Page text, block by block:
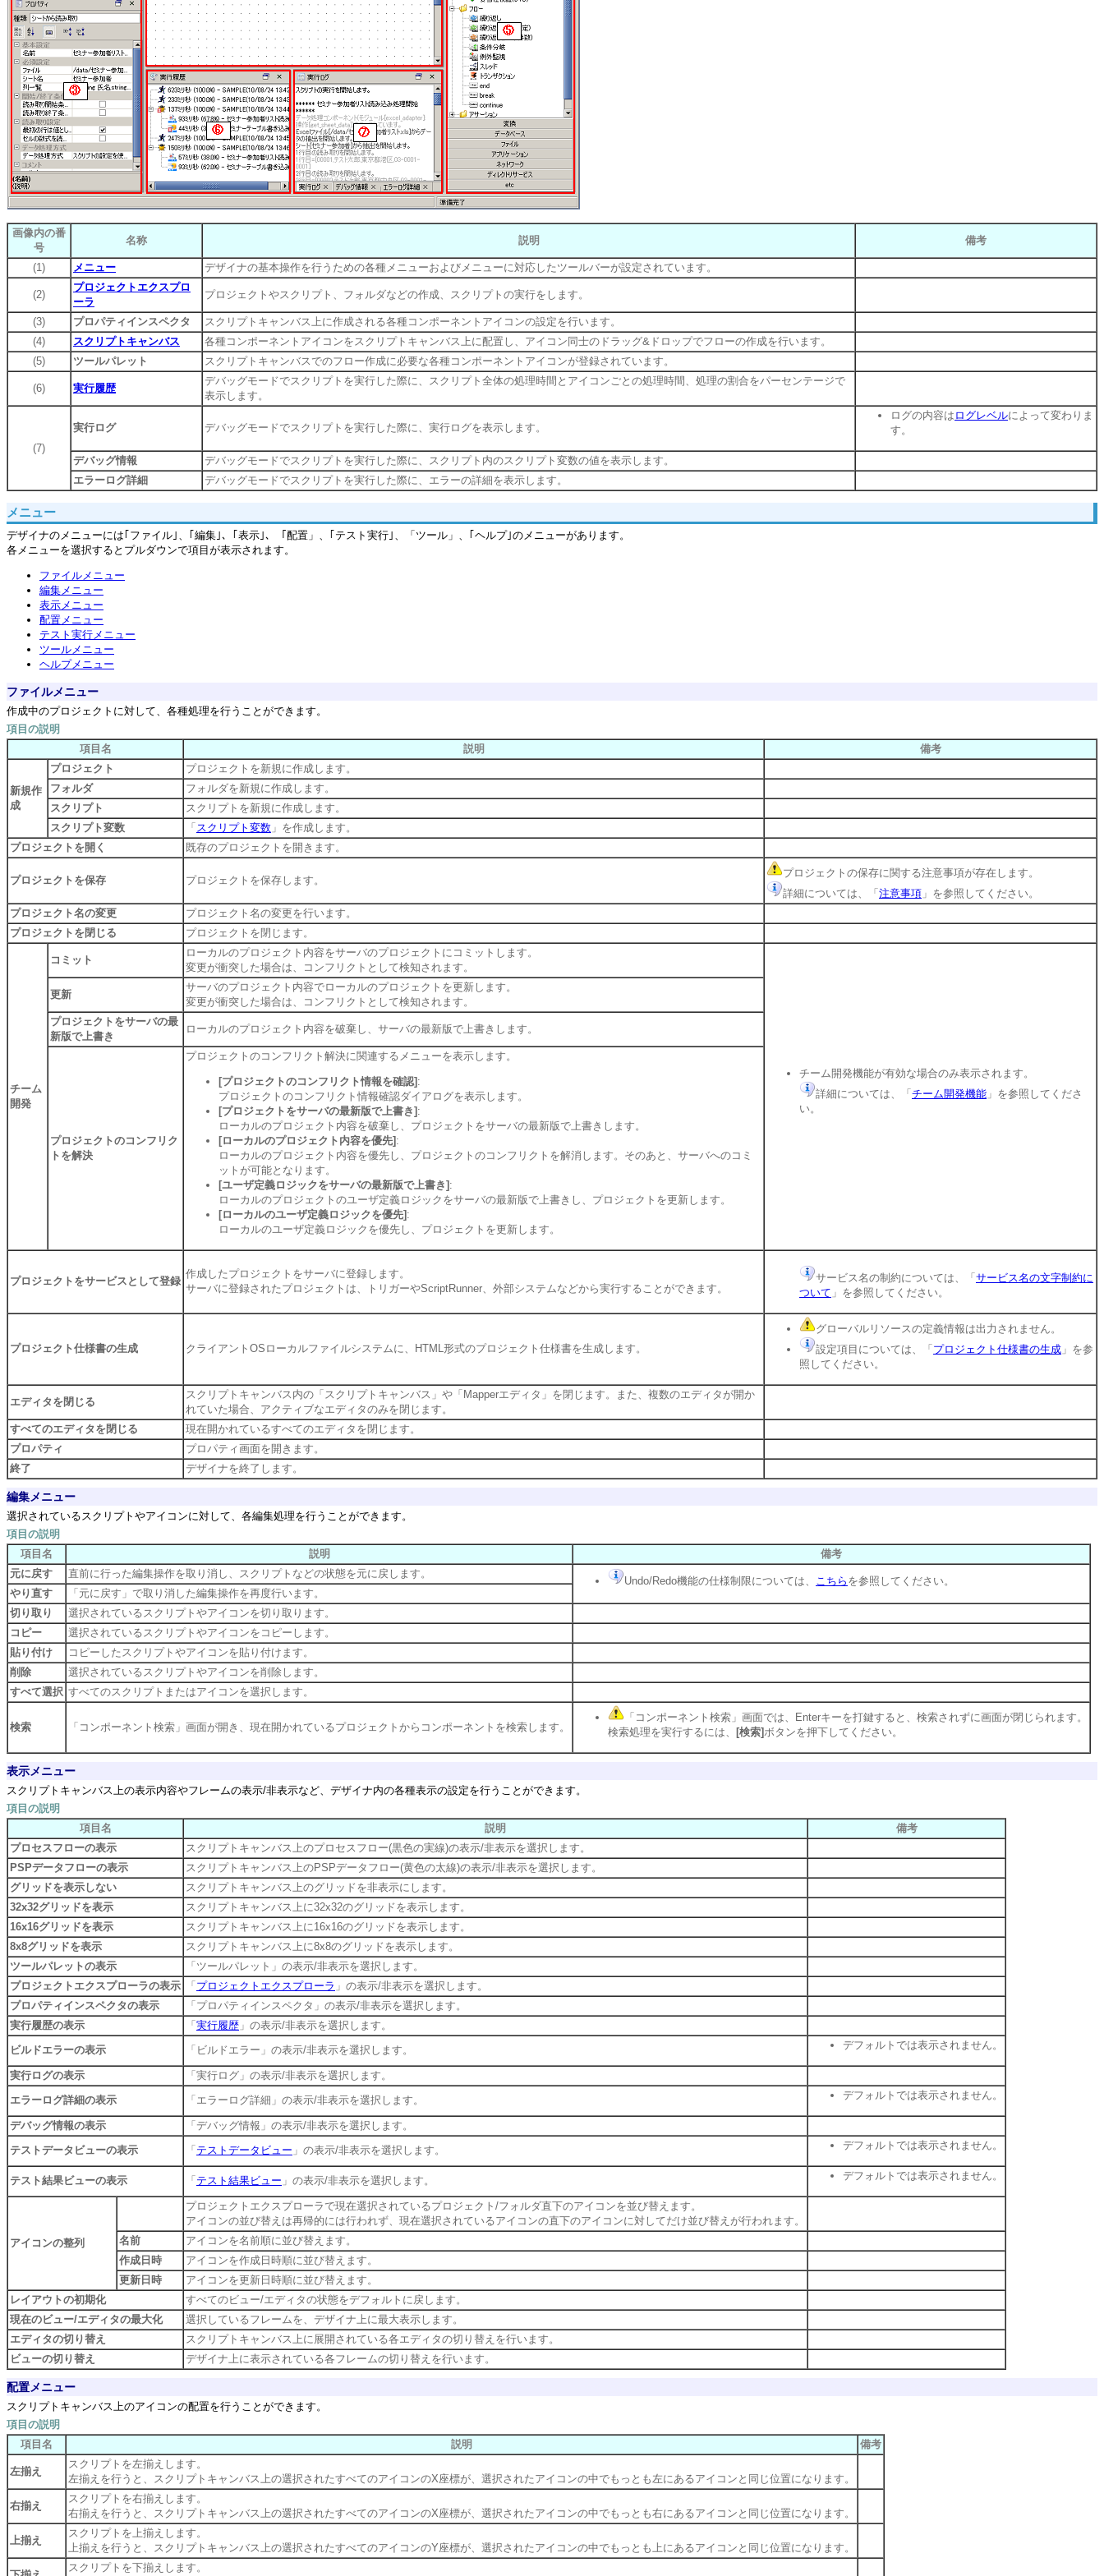
画像内の番
号
名称 説明 備考
(1) メニュー デザイナの基本操作を行うための各種メニューおよびメニューに対応したツールバーが設定されています。
(2)
プロジェクトエクスプロ
ーラ
プロジェクトやスクリプト、フォルダなどの作成、スクリプトの実行をします。
(3) プロパティインスペクタ
スクリプトキャンバス上に作成される各種コンポーネントアイコンの設定を行います。
(4)
スクリプトキャンバス
各種コンポーネントアイコンをスクリプトキャンバス上に配置し、アイコン同士のドラッグ&ドロップでフローの作成を行います。
(5)
ツールパレット スクリプトキャンバスでのフロー作成に必要な各種コンポーネントアイコンが登録されています。
(6) 実行履歴
デバッグモードでスクリプトを実行した際に、スクリプト全体の処理時間とアイコンごとの処理時間、処理の割合をパーセンテージで
表示します。
(7)
実行ログ デバッグモードでスクリプトを実行した際に、実行ログを表示します。
ログの内容は ログレベルによって変わりま
す。
デバッグ情報
デバッグモードでスクリプトを実行した際に、スクリプト内のスクリプト変数の値を表示します。
エラーログ詳細
デバッグモードでスクリプトを実行した際に、エラーの詳細を表示します。
メニュー
デザイナのメニューには｢ファイル｣、｢編集｣、｢表示｣、「配置」、｢テスト実行｣、「ツール」、｢ヘルプ｣のメニューがあります。
各メニューを選択するとプルダウンで項目が表示されます。
ファイルメニュー
編集メニュー
表示メニュー
配置メニュー
テスト実行メニュー
ツールメニュー
ヘルプメニュー
ファイルメニュー
作成中のプロジェクトに対して、各種処理を行うことができます。
項目の説明
項目名
説明 備考
新規作
成
プロジェクト
プロジェクトを新規に作成します。
フォルダ
フォルダを新規に作成します。
スクリプト
スクリプトを新規に作成します。
スクリプト変数
「 スクリプト変数 」を作成します。
プロジェクトを開く
既存のプロジェクトを開きます。
プロジェクトを保存 プロジェクトを保存します。
プロジェクトの保存に関する注意事項が存在します。
詳細については、「 注意事項 」を参照してください。
プロジェクト名の変更
プロジェクト名の変更を行います。
プロジェクトを閉じる
プロジェクトを閉じます。
チーム
開発
コミット
ローカルのプロジェクト内容をサーバのプロジェクトにコミットします。
変更が衝突した場合は、コンフリクトとして検知されます。
チーム開発機能が有効な場合のみ表示されます。
詳細については、「 チーム開発機能 」を参照してくださ
い。
更新
サーバのプロジェクト内容でローカルのプロジェクトを更新します。
変更が衝突した場合は、コンフリクトとして検知されます。
プロジェクトをサーバの最
新版で上書き
ローカルのプロジェクト内容を破棄し、サーバの最新版で上書きします。
プロジェクトのコンフリク
トを解決
プロジェクトのコンフリクト解決に関連するメニューを表示します。
[プロジェクトのコンフリクト情報を確認] :
プロジェクトのコンフリクト情報確認ダイアログを表示します。
[プロジェクトをサーバの最新版で上書き] :
ローカルのプロジェクト内容を破棄し、プロジェクトをサーバの最新版で上書きします。
[ローカルのプロジェクト内容を優先] :
ローカルのプロジェクト内容を優先し、プロジェクトのコンフリクトを解消します。そのあと、サーバへのコミ
ットが可能となります。
[ユーザ定義ロジックをサーバの最新版で上書き] :
ローカルのプロジェクトのユーザ定義ロジックをサーバの最新版で上書きし、プロジェクトを更新します。
[ローカルのユーザ定義ロジックを優先] :
ローカルのユーザ定義ロジックを優先し、プロジェクトを更新します。
プロジェクトをサービスとして登録
作成したプロジェクトをサーバに登録します。
サーバに登録されたプロジェクトは、トリガーやScriptRunner、外部システムなどから実行することができます。
サービス名の制約については、「 サービス名の文字制約に
ついて 」を参照してください。
プロジェクト仕様書の生成 クライアントOSローカルファイルシステムに、HTML形式のプロジェクト仕様書を生成します。
グローバルリソースの定義情報は出力されません。
設定項目については、「 プロジェクト仕様書の生成 」を参
照してください。
エディタを閉じる
スクリプトキャンバス内の「スクリプトキャンバス」や「Mapperエディタ」を閉じます。また、複数のエディタが開か
れていた場合、アクティブなエディタのみを閉じます。
すべてのエディタを閉じる
現在開かれているすべてのエディタを閉じます。
プロパティ
プロパティ画面を開きます。
終了
デザイナを終了します。
編集メニュー
選択されているスクリプトやアイコンに対して、各編集処理を行うことができます。
項目の説明
項目名
説明
備考
元に戻す
直前に行った編集操作を取り消し、スクリプトなどの状態を元に戻します。
Undo/Redo機能の仕様制限については、 こちら を参照してください。
やり直す
「元に戻す」で取り消した編集操作を再度行います。
切り取り
選択されているスクリプトやアイコンを切り取ります。
コピー
選択されているスクリプトやアイコンをコピーします。
貼り付け
コピーしたスクリプトやアイコンを貼り付けます。
削除
選択されているスクリプトやアイコンを削除します。
すべて選択 すべてのスクリプトまたはアイコンを選択します。
検索 「コンポーネント検索」画面が開き、現在開かれているプロジェクトからコンポーネントを検索します。
「コンポーネント検索」画面では、Enterキーを打鍵すると、検索されずに画面が閉じられます。
検索処理を実行するには、
[検索]ボタンを押下してください。
表示メニュー
スクリプトキャンバス上の表示内容やフレームの表示/非表示など、デザイナ内の各種表示の設定を行うことができます。
項目の説明
項目名
説明
備考
プロセスフローの表示
スクリプトキャンバス上のプロセスフロー(黒色の実線)の表示/非表示を選択します。
PSPデータフローの表示
スクリプトキャンバス上のPSPデータフロー(黄色の太線)の表示/非表示を選択します。
グリッドを表示しない
スクリプトキャンバス上のグリッドを非表示にします。
32x32グリッドを表示
スクリプトキャンバス上に32x32のグリッドを表示します。
16x16グリッドを表示
スクリプトキャンバス上に16x16のグリッドを表示します。
8x8グリッドを表示
スクリプトキャンバス上に8x8のグリッドを表示します。
ツールパレットの表示
「ツールパレット」の表示/非表示を選択します。
プロジェクトエクスプローラの表示
「 プロジェクトエクスプローラ 」の表示/非表示を選択します。
プロパティインスペクタの表示
「プロパティインスペクタ」の表示/非表示を選択します。
実行履歴の表示
「 実行履歴 」の表示/非表示を選択します。
ビルドエラーの表示
「ビルドエラー」の表示/非表示を選択します。 デフォルトでは表示されません。
実行ログの表示
「実行ログ」の表示/非表示を選択します。
エラーログ詳細の表示
「エラーログ詳細」の表示/非表示を選択します。 デフォルトでは表示されません。
デバッグ情報の表示
「デバッグ情報」の表示/非表示を選択します。
テストデータビューの表示
「 テストデータビュー 」の表示/非表示を選択します。 デフォルトでは表示されません。
テスト結果ビューの表示 「 テスト結果ビュー 」の表示/非表示を選択します。 デフォルトでは表示されません。
アイコンの整列
プロジェクトエクスプローラで現在選択されているプロジェクト/フォルダ直下のアイコンを並び替えます。
アイコンの並び替えは再帰的には行われず、現在選択されているアイコンの直下のアイコンに対してだけ並び替えが行われます。
名前
アイコンを名前順に並び替えます。
作成日時
アイコンを作成日時順に並び替えます。
更新日時
アイコンを更新日時順に並び替えます。
レイアウトの初期化
すべてのビュー/エディタの状態をデフォルトに戻します。
現在のビュー/エディタの最大化
選択しているフレームを、デザイナ上に最大表示します。
エディタの切り替え
スクリプトキャンバス上に展開されている各エディタの切り替えを行います。
ビューの切り替え
デザイナ上に表示されている各フレームの切り替えを行います。
配置メニュー
スクリプトキャンバス上のアイコンの配置を行うことができます。
項目の説明
項目名
説明 備考
左揃え
スクリプトを左揃えします。
左揃えを行うと、スクリプトキャンバス上の選択されたすべてのアイコンのX座標が、選択されたアイコンの中でもっとも左にあるアイコンと同じ位置になります。
右揃え
スクリプトを右揃えします。
右揃えを行うと、スクリプトキャンバス上の選択されたすべてのアイコンのX座標が、選択されたアイコンの中でもっとも右にあるアイコンと同じ位置になります。
上揃え
スクリプトを上揃えします。
上揃えを行うと、スクリプトキャンバス上の選択されたすべてのアイコンのY座標が、選択されたアイコンの中でもっとも上にあるアイコンと同じ位置になります。
スクリプトを下揃えします。